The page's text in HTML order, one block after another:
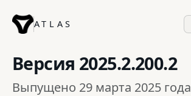
ATLAS
Версия 2025.2.200.2
Выпущено 29 марта 2025 года